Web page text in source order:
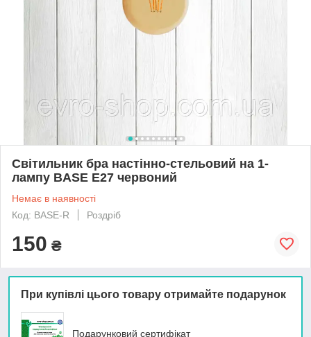
Світильник бра настінно-стельовий на 1-
лампу BASE E27 червоний
Немає в наявності
Код: BASE-R
Роздріб
150 ₴
При купівлі цього товару отримайте подарунок
Подарунковий сертифікат